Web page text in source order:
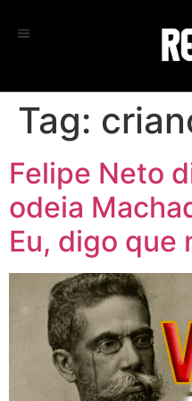
Tag:
Felipe Neto
odeia
Eu, digo que